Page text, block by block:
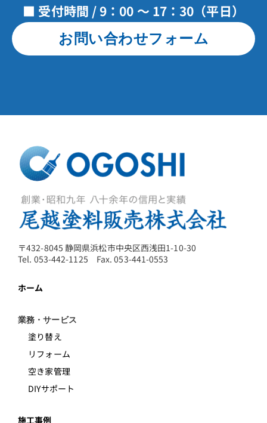
■ 受付時間 / 9：00 ～ 17：30（平日）
お問い合わせフォーム
〒432-8045 静岡県浜松市中央区西浅田1-10-30
Tel. 053-442-1125 Fax. 053-441-0553
ホーム
業務・サービス
塗り替え
リフォーム
空き家管理
DIYサポート
施工事例